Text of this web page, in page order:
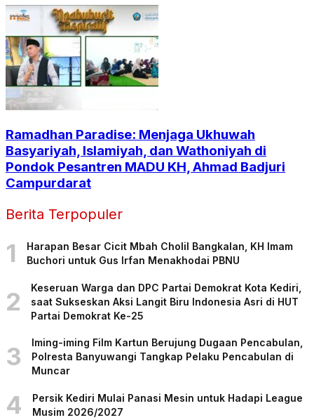
Ramadhan Paradise: Menjaga Ukhuwah
Basyariyah, Islamiyah, dan Wathoniyah di
Pondok Pesantren MADU KH, Ahmad Badjuri
Campurdarat
Berita Terpopuler
1
Harapan Besar Cicit Mbah Cholil Bangkalan, KH Imam
Buchori untuk Gus Irfan Menakhodai PBNU
2
Keseruan Warga dan DPC Partai Demokrat Kota Kediri,
saat Sukseskan Aksi Langit Biru Indonesia Asri di HUT
Partai Demokrat Ke-25
3
Iming-iming Film Kartun Berujung Dugaan Pencabulan,
Polresta Banyuwangi Tangkap Pelaku Pencabulan di
Muncar
4
Persik Kediri Mulai Panasi Mesin untuk Hadapi League
Musim 2026/2027